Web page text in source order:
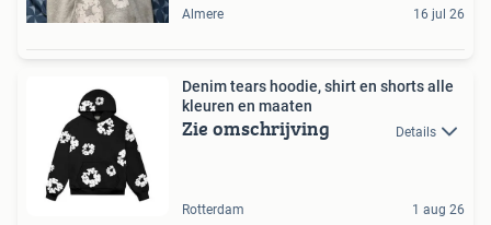
Almere 16 jul 26
Denim tears hoodie, shirt en shorts alle
kleuren en maaten
Zie omschrijving Details
Rotterdam 1 aug 26